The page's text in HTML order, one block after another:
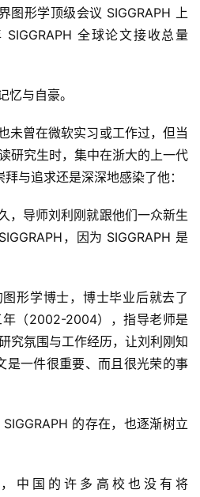
图形学顶级会议 SIGGRAPH 上
全球论文接收总量
忆与自豪。
未曾在微软实习或工作过，但当
研究生时，集中在浙大的上一代
与追求还是深深地感染了他：
，导师刘利刚就跟他们一众新生
，因为 SIGGRAPH 是
形学博士，博士毕业后就去了
年（2002-2004），指导老师是
究氛围与工作经历，让刘利刚知
是一件很重要、而且很光荣的事
的存在，也逐渐树立
中国的许多高校也没有将